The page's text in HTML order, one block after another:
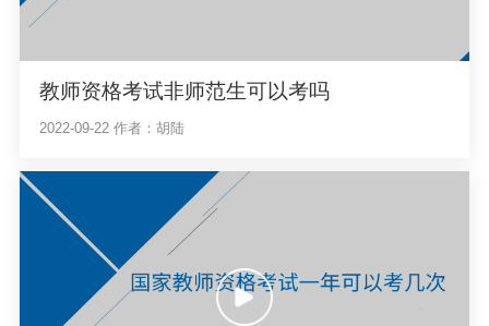
教师资格考试非师范生可以考吗
2022-09-22 作者：胡陆